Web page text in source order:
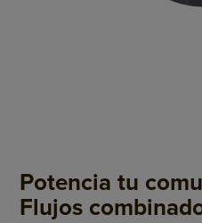
Potencia tu
Flujos